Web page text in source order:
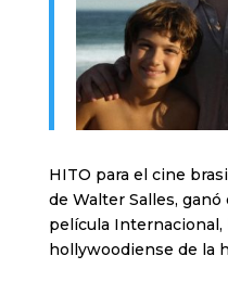
HITO para el cine
de Walter Salles,
película
hollywoodiense de la